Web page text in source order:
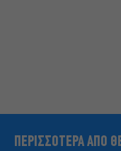
ΠΕΡΙΣΣΟΤΕΡΑ ΑΠΟ